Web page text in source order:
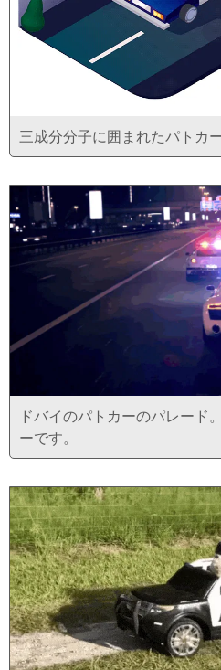
三成分分子に囲まれたパトカ
ドバイのパトカーのパレード
ーです。